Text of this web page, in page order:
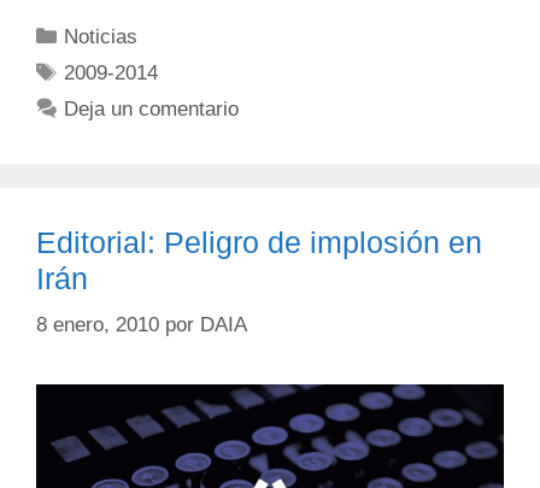
Noticias
2009-2014
Deja un comentario
Editorial: Peligro de implosión en
Irán
8 enero, 2010 por DAIA